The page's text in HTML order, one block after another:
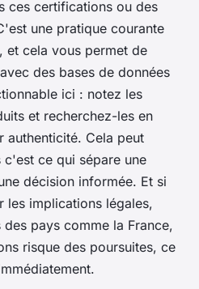
ces certifications ou des
une pratique courante
et cela vous permet de
des bases de données
ici : notez les
et recherchez-les en
authenticité. Cela peut
ce qui sépare une
décision informée. Et si
les implications légales,
pays comme la France,
risque des poursuites, ce